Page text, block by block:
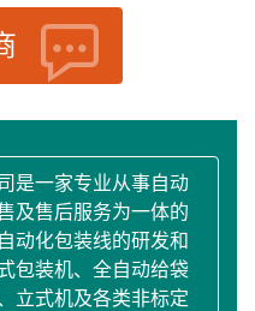
是一家专业从事自动
及售后服务为一体的
动化包装线的研发和
包装机、全自动给袋
立式机及各类非标定